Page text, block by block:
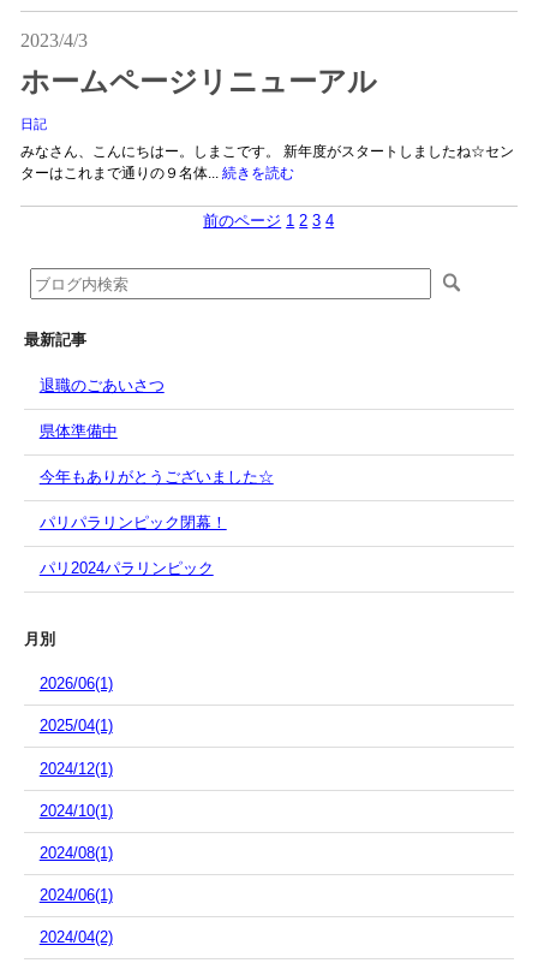
2023/4/3
ホームページリニューアル
日記
みなさん、こんにちはー。しまこです。 新年度がスタートしましたね☆セン
ターはこれまで通りの９名体... 続きを読む
前のページ 1 2 3 4
最新記事
退職のごあいさつ
県体準備中
今年もありがとうございました☆
パリパラリンピック閉幕！
パリ2024パラリンピック
月別
2026/06(1)
2025/04(1)
2024/12(1)
2024/10(1)
2024/08(1)
2024/06(1)
2024/04(2)